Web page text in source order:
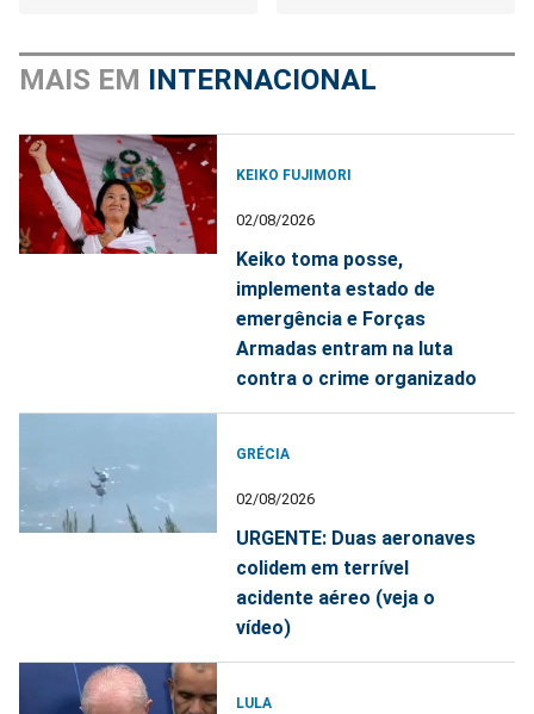
MAIS EM INTERNACIONAL
KEIKO FUJIMORI
02/08/2026
Keiko toma posse,
implementa estado de
emergência e Forças
Armadas entram na luta
contra o crime organizado
GRÉCIA
02/08/2026
URGENTE: Duas aeronaves
colidem em terrível
acidente aéreo (veja o
vídeo)
LULA